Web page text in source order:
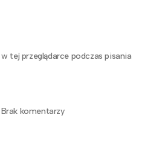
tej przeglądarce podczas pisania
Brak komentarzy